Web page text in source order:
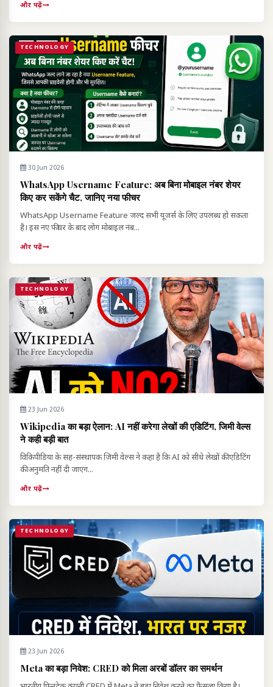
और पढ़ें
TECHNOLOGY
30 Jun 2026
WhatsApp Username Feature: अब बिना मोबाइल नंबर शेयर
किए कर सकेंगे चैट, जानिए नया फीचर
WhatsApp Username Feature जल्द सभी यूजर्स के लिए उपलब्ध हो सकता
है। इस नए फीचर के बाद लोग मोबाइल नंब...
और पढ़ें
TECHNOLOGY
23 Jun 2026
Wikipedia का बड़ा ऐलान: AI नहीं करेगा लेखों की एडिटिंग, जिमी वेल्स
ने कही बड़ी बात
विकिपीडिया के सह-संस्थापक जिमी वेल्स ने कहा है कि AI को सीधे लेखों की एडिटिंग
की अनुमति नहीं दी जाएग...
और पढ़ें
TECHNOLOGY
23 Jun 2026
Meta का बड़ा निवेश: CRED को मिला अरबों डॉलर का समर्थन